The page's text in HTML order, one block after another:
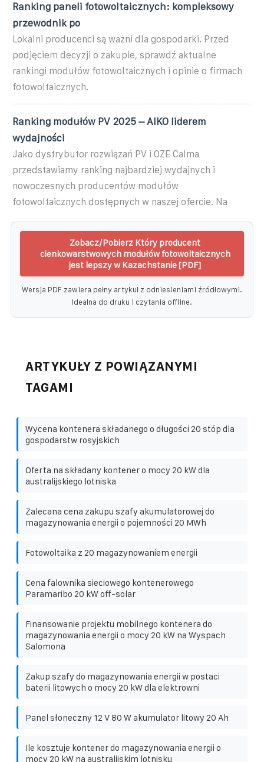
Ranking paneli fotowoltaicznych: kompleksowy
przewodnik po
Lokalni producenci są ważni dla gospodarki. Przed
podjęciem decyzji o zakupie, sprawdź aktualne
rankingi modułów fotowoltaicznych i opinie o firmach
fotowoltaicznych.
Ranking modułów PV 2025 – AIKO liderem
wydajności
Jako dystrybutor rozwiązań PV i OZE Calma
przedstawiamy ranking najbardziej wydajnych i
nowoczesnych producentów modułów
fotowoltaicznych dostępnych w naszej ofercie. Na
Zobacz/Pobierz Który producent
cienkowarstwowych modułów fotowoltaicznych
jest lepszy w Kazachstanie [PDF]
Wersja PDF zawiera pełny artykuł z odniesieniami źródłowymi.
Idealna do druku i czytania offline.
ARTYKUŁY Z POWIĄZANYMI
TAGAMI
Wycena kontenera składanego o długości 20 stóp dla
gospodarstw rosyjskich
Oferta na składany kontener o mocy 20 kW dla
australijskiego lotniska
Zalecana cena zakupu szafy akumulatorowej do
magazynowania energii o pojemności 20 MWh
Fotowoltaika z 20 magazynowaniem energii
Cena falownika sieciowego kontenerowego
Paramaribo 20 kW off-solar
Finansowanie projektu mobilnego kontenera do
magazynowania energii o mocy 20 kW na Wyspach
Salomona
Zakup szafy do magazynowania energii w postaci
baterii litowych o mocy 20 kW dla elektrowni
Panel słoneczny 12 V 80 W akumulator litowy 20 Ah
Ile kosztuje kontener do magazynowania energii o
mocy 20 kW na australijskim lotnisku